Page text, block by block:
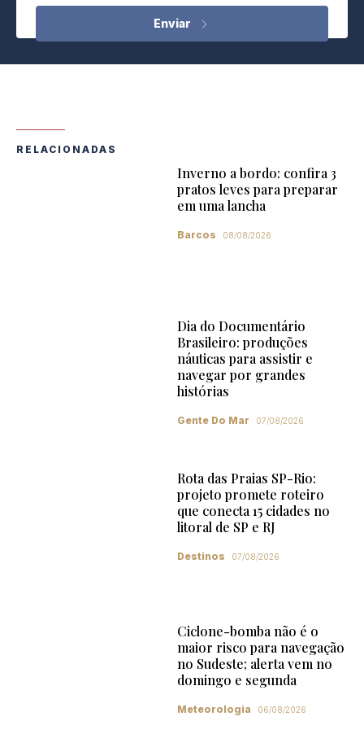
RELACIONADAS
Inverno a bordo: confira 3
pratos leves para preparar
em uma lancha
Barcos 08/08/2026
Dia do Documentário
Brasileiro: produções
náuticas para assistir e
navegar por grandes
histórias
Gente Do Mar 07/08/2026
Rota das Praias SP-Rio:
projeto promete roteiro
que conecta 15 cidades no
litoral de SP e RJ
Destinos 07/08/2026
Ciclone-bomba não é o
maior risco para navegação
no Sudeste; alerta vem no
domingo e segunda
Meteorologia 06/08/2026